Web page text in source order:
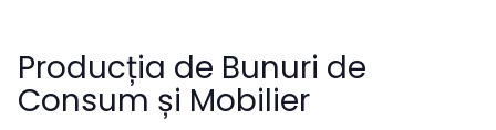
Producția de Bunuri de
Consum și Mobilier